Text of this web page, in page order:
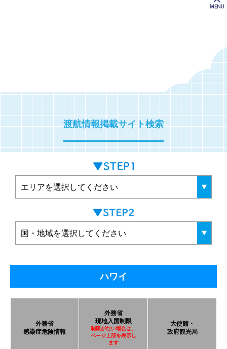
渡航情報掲載サイト検索
ハワイ
外務省
感染症危険情報
外務省
現地入国制限
制限がない場合は、
ページ上部を表示し
ます
大使館・
政府観光局